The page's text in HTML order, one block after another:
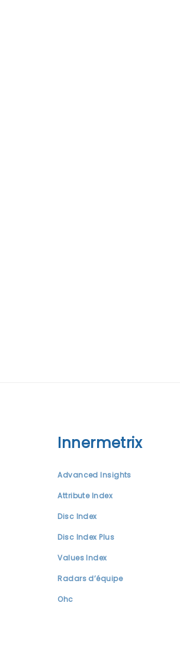
Innermetrix
Advanced Insights
Attribute Index
Disc Index
Disc Index Plus
Values Index
Radars d’équipe
Ohc